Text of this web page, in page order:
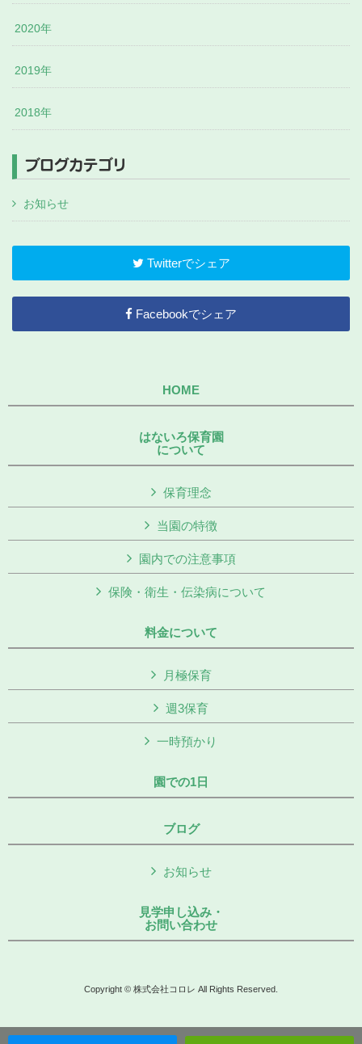
2020年
2019年
2018年
ブログカテゴリ
お知らせ
Twitterでシェア
Facebookでシェア
HOME
はないろ保育園
について
保育理念
当園の特徴
園内での注意事項
保険・衛生・伝染病について
料金について
月極保育
週3保育
一時預かり
園での1日
ブログ
お知らせ
見学申し込み・
お問い合わせ
Copyright © 株式会社コロレ All Rights Reserved.